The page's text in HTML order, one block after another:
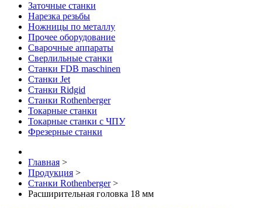
Заточные станки
Нарезка резьбы
Ножницы по металлу
Прочее оборудование
Сварочные аппараты
Сверлильные станки
Станки FDB maschinen
Станки Jet
Станки Ridgid
Станки Rothenberger
Токарные станки
Токарные станки с ЧПУ
Фрезерные станки
Главная >
Продукция >
Станки Rothenberger >
Расширительная головка 18 мм